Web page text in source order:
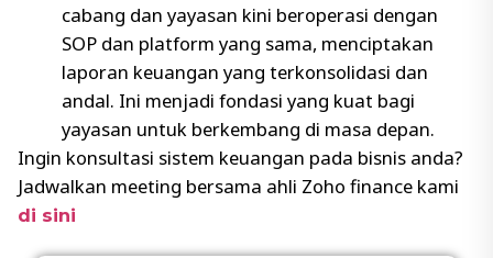
cabang dan yayasan kini beroperasi dengan
SOP dan platform yang sama, menciptakan
laporan keuangan yang terkonsolidasi dan
andal. Ini menjadi fondasi yang kuat bagi
yayasan untuk berkembang di masa depan.
Ingin konsultasi sistem keuangan pada bisnis anda?
Jadwalkan meeting bersama ahli Zoho finance kami
di sini